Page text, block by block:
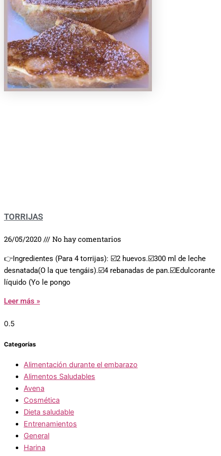
TORRIJAS
26/05/2020 No hay comentarios
👉Ingredientes (Para 4 torrijas): ☑️2 huevos.☑️300 ml de leche
desnatada(O la que tengáis).☑️4 rebanadas de pan.☑️Edulcorante
líquido (Yo le pongo
Leer más »
Categorías
Alimentación durante el embarazo
Alimentos Saludables
Avena
Cosmética
Dieta saludable
Entrenamientos
General
Harina